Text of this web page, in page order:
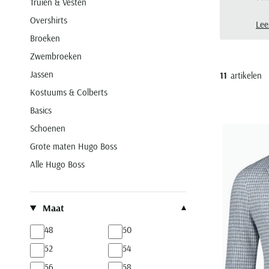
Overshirts
Broeken
Zwembroeken
Jassen
Kostuums & Colberts
Basics
Schoenen
Grote maten Hugo Boss
Alle Hugo Boss
Maat
48
50
52
54
11 artikelen